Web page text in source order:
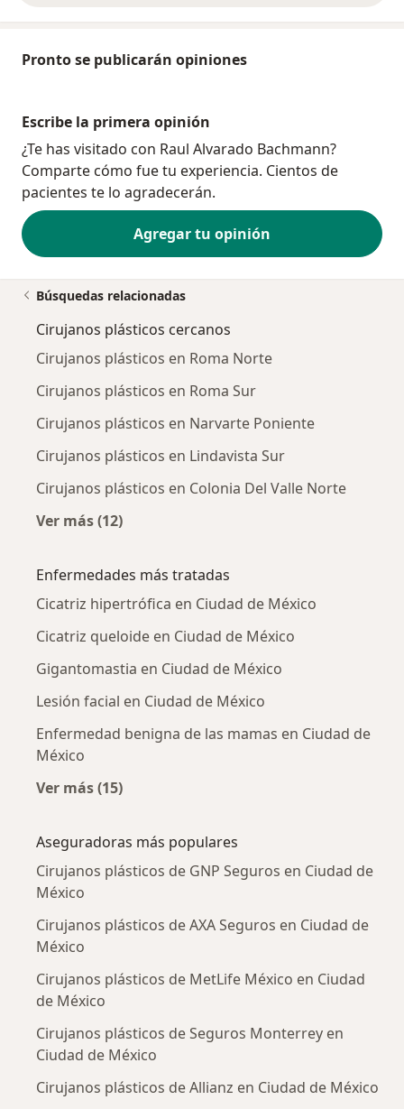
Pronto se publicarán opiniones
Escribe la primera opinión
¿Te has visitado con Raul Alvarado Bachmann?
Comparte cómo fue tu experiencia. Cientos de
pacientes te lo agradecerán.
Agregar tu opinión
Búsquedas relacionadas
Cirujanos plásticos cercanos
Cirujanos plásticos en Roma Norte
Cirujanos plásticos en Roma Sur
Cirujanos plásticos en Narvarte Poniente
Cirujanos plásticos en Lindavista Sur
Cirujanos plásticos en Colonia Del Valle Norte
Ver más (12)
Enfermedades más tratadas
Cicatriz hipertrófica en Ciudad de México
Cicatriz queloide en Ciudad de México
Gigantomastia en Ciudad de México
Lesión facial en Ciudad de México
Enfermedad benigna de las mamas en Ciudad de
México
Ver más (15)
Aseguradoras más populares
Cirujanos plásticos de GNP Seguros en Ciudad de
México
Cirujanos plásticos de AXA Seguros en Ciudad de
México
Cirujanos plásticos de MetLife México en Ciudad
de México
Cirujanos plásticos de Seguros Monterrey en
Ciudad de México
Cirujanos plásticos de Allianz en Ciudad de México